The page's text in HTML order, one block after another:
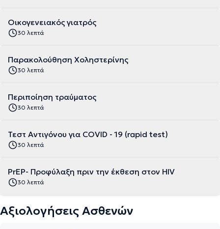
Οικογενειακός γιατρός
30 λεπτά
Παρακολούθηση Χοληστερίνης
30 λεπτά
Περιποίηση τραύματος
30 λεπτά
Τεστ Αντιγόνου για COVID - 19 (rapid test)
30 λεπτά
PrEP- Προφύλαξη πριν την έκθεση στον HIV
30 λεπτά
Αξιολογήσεις Ασθενών